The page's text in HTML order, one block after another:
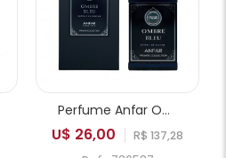
Perfume Anfar Ombre Bleu Extrait de Parfum Masculino 50ml
U$ 26,00 R$ 137,28